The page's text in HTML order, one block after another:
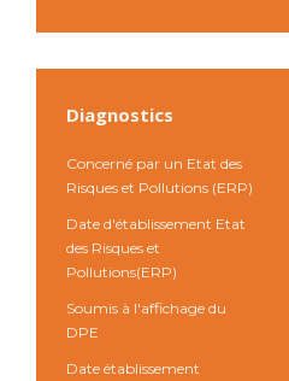
Diagnostics
Concerné par un Etat des
Risques et Pollutions (ERP)
Date d'établissement Etat
des Risques et
Pollutions(ERP)
Soumis à l'affichage du
DPE
Date établissement